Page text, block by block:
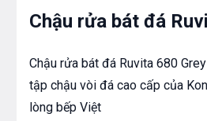
Chậu rửa bát đá
Chậu rửa bát đá Ruvita 680
tập chậu vòi đá cao cấp của
lòng bếp Việt